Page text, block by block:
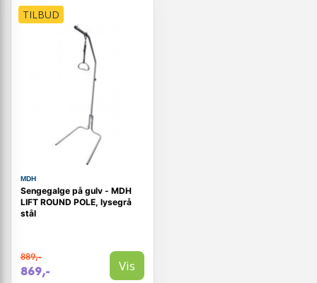
TILBUD
MDH
Sengegalge på gulv - MDH
LIFT ROUND POLE, lysegrå
stål
889,-
869,- Vis